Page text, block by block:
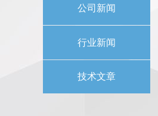
公司新闻
行业新闻
技术文章